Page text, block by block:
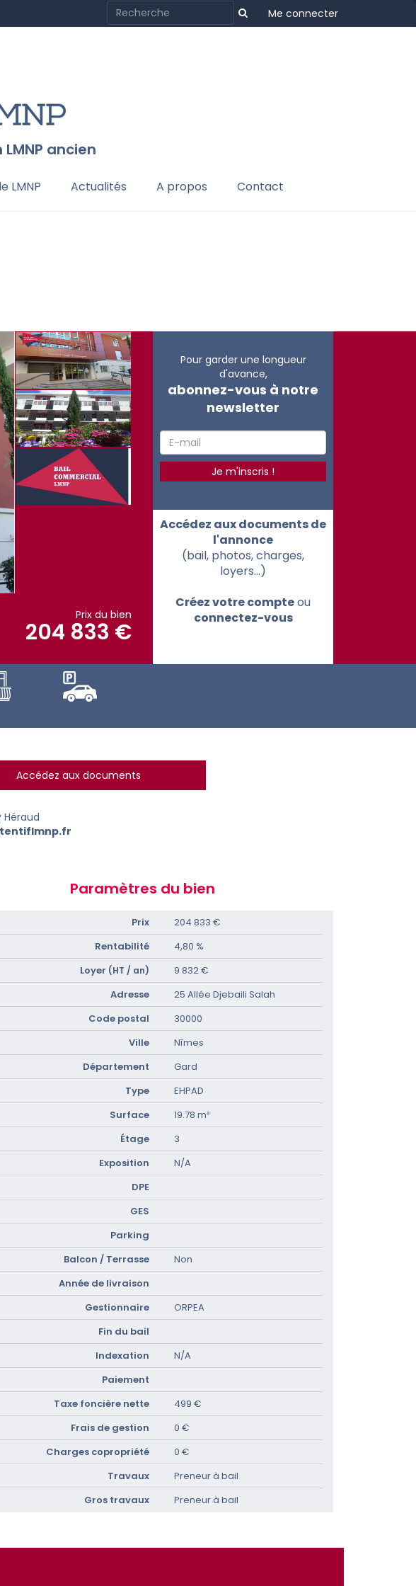
Me connecter
ancien
LMNP Actualités A propos Contact
Prix du bien
204 833 €
Pour garder une longueur
d'avance,
abonnez-vous à notre
newsletter
Accédez aux documents de
l'annonce
(bail, photos, charges,
loyers...)
Créez votre compteou
connectez-vous
Accédez aux documents
Paramètres du bien
Prix
204 833 €
Rentabilité
4,80 %
Loyer (HT / an)
9 832 €
Adresse
25 Allée Djebaili Salah
Code postal
30000
Ville
Nîmes
Département
Gard
Type
EHPAD
Surface
19.78 m²
Étage
3
Exposition
N/A
DPE
GES
Parking
Balcon / Terrasse
Non
Année de livraison
Gestionnaire
ORPEA
Fin du bail
Indexation
N/A
Paiement
Taxe foncière nette
499 €
Frais de gestion
0 €
Charges copropriété
0 €
Travaux
Preneur à bail
Gros travaux
Preneur à bail